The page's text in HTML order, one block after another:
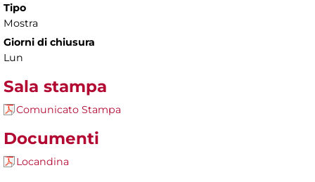
Tipo
Mostra
Giorni di chiusura
Lun
Sala stampa
Comunicato Stampa
Documenti
Locandina